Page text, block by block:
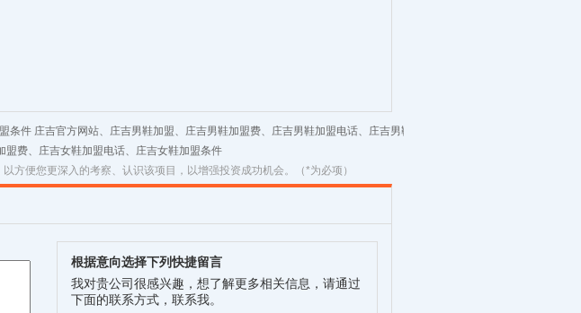
件 庄吉官方网站、庄吉男鞋加盟、庄吉男鞋加盟费、庄吉男鞋加盟电话、庄吉男鞋
费、庄吉女鞋加盟电话、庄吉女鞋加盟条件
方便您更深入的考察、认识该项目，以增强投资成功机会。（*为必项）
根据意向选择下列快捷留言
我对贵公司很感兴趣，想了解更多相关信息，请通过
下面的联系方式，联系我。